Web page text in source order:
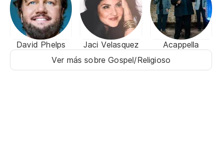
David Phelps Jaci Velasquez
Acappella
Ver más sobre Gospel/Religioso